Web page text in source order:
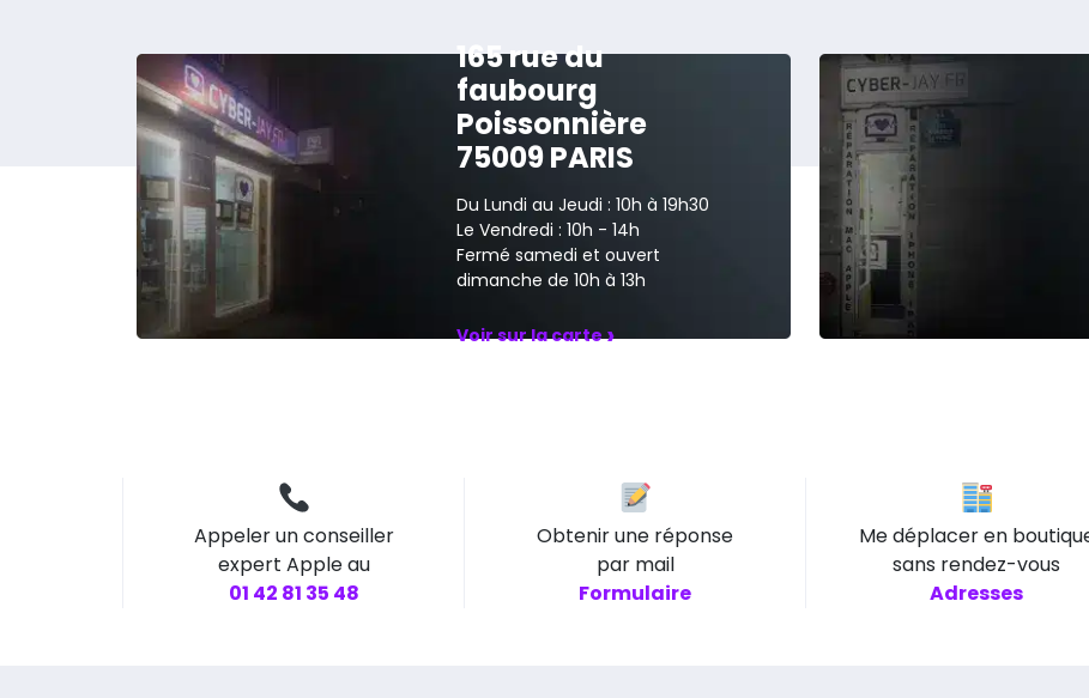
165 rue du
faubourg
Poissonnière
75009 PARIS
Du Lundi au Jeudi : 10h à 19h30
Le Vendredi : 10h - 14h
Fermé samedi et ouvert
dimanche de 10h à 13h
Voir sur la carte›
Appeler un conseiller
expert Apple au
01 42 81 35 48
Obtenir une réponse
par mail
Formulaire
Me déplacer en
sans rendez-vous
Adresses